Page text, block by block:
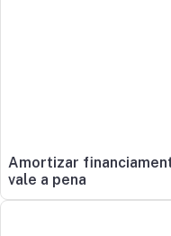
Amortizar
vale a pena